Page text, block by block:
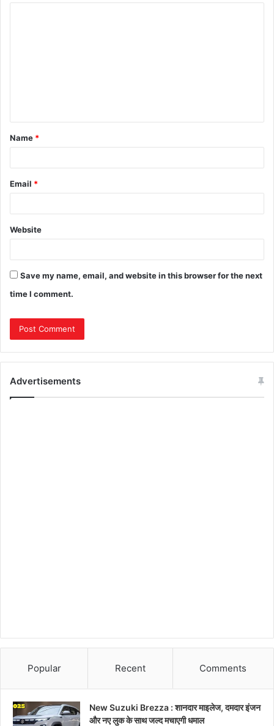
Name *
Email *
Website
Save my name, email, and website in this browser for the next
time I comment.
Advertisements
Popular Recent Comments
New Suzuki Brezza : शानदार माइलेज, दमदार इंजन
और नए लुक के साथ जल्द मचाएगी धमाल